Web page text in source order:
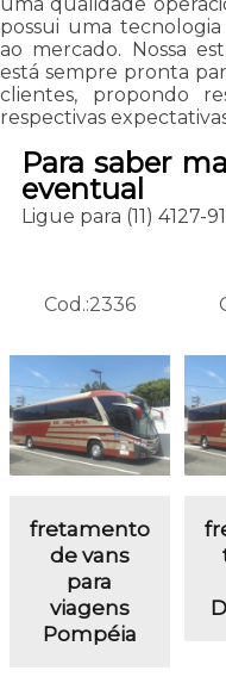
possui uma
ao mercado. Nossa
está sempre pronta
clientes, propondo
respectivas
Para saber
eventual
Ligue para (11) 4127-
Cod.:2336
fretamento
de vans
para
viagens
Pompéia